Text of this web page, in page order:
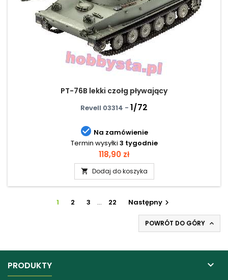
PT-76B lekki czołg pływający
Revell 03314 - 1/72
 Na zamówienie
Termin wysyłki 3 tygodnie
Cena
118,90 zł
 Dodaj do koszyka
1 2 3 … 22 Następny 
POWRÓT DO GÓRY 
PRODUKTY 